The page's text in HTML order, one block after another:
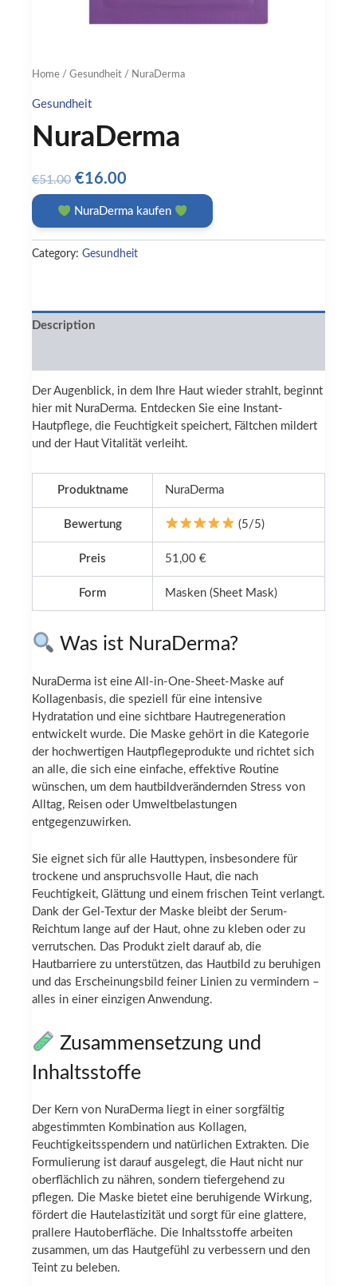
Home / Gesundheit / NuraDerma
Gesundheit
NuraDerma
€51.00 Original
was:
€51.00.
€16.00
is:
€16.00.
NuraDerma kaufen
Category: Gesundheit
Description
Der Augenblick, in dem Ihre Haut wieder strahlt, beginnt
hier mit NuraDerma. Entdecken Sie eine Instant-
Hautpflege, die Feuchtigkeit speichert, Fältchen mildert
und der Haut Vitalität verleiht.
Produktname NuraDerma
Bewertung (5/5)
Preis 51,00 €
Form Masken (Sheet Mask)
Was ist NuraDerma?
NuraDerma ist eine All-in-One-Sheet-Maske auf
Kollagenbasis, die speziell für eine intensive
Hydratation und eine sichtbare Hautregeneration
entwickelt wurde. Die Maske gehört in die Kategorie
der hochwertigen Hautpflegeprodukte und richtet sich
an alle, die sich eine einfache, effektive Routine
wünschen, um dem hautbildverändernden Stress von
Alltag, Reisen oder Umweltbelastungen
entgegenzuwirken.
Sie eignet sich für alle Hauttypen, insbesondere für
trockene und anspruchsvolle Haut, die nach
Feuchtigkeit, Glättung und einem frischen Teint verlangt.
Dank der Gel-Textur der Maske bleibt der Serum-
Reichtum lange auf der Haut, ohne zu kleben oder zu
verrutschen. Das Produkt zielt darauf ab, die
Hautbarriere zu unterstützen, das Hautbild zu beruhigen
und das Erscheinungsbild feiner Linien zu vermindern –
alles in einer einzigen Anwendung.
Zusammensetzung und
Inhaltsstoffe
Der Kern von NuraDerma liegt in einer sorgfältig
abgestimmten Kombination aus Kollagen,
Feuchtigkeitsspendern und natürlichen Extrakten. Die
Formulierung ist darauf ausgelegt, die Haut nicht nur
oberflächlich zu nähren, sondern tiefergehend zu
pflegen. Die Maske bietet eine beruhigende Wirkung,
fördert die Hautelastizität und sorgt für eine glattere,
prallere Hautoberfläche. Die Inhaltsstoffe arbeiten
zusammen, um das Hautgefühl zu verbessern und den
Teint zu beleben.